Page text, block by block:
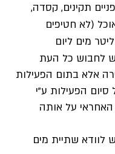
תקינים, קסדה,
(לא חטיפים
לחבוש כל העת
אלא בתום הפעילות
הפעילות ע"י
על אותה
לוודא שתיית מים